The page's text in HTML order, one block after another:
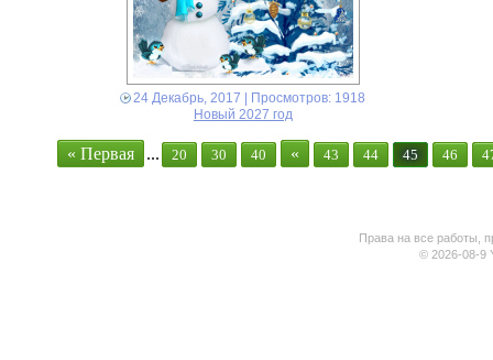
24 Декабрь, 2017 | Просмотров: 1918
Новый 2027 год
« Первая ... 20 30 40 « 43 44 45 46
Права на все работы,
© 2026-08-9